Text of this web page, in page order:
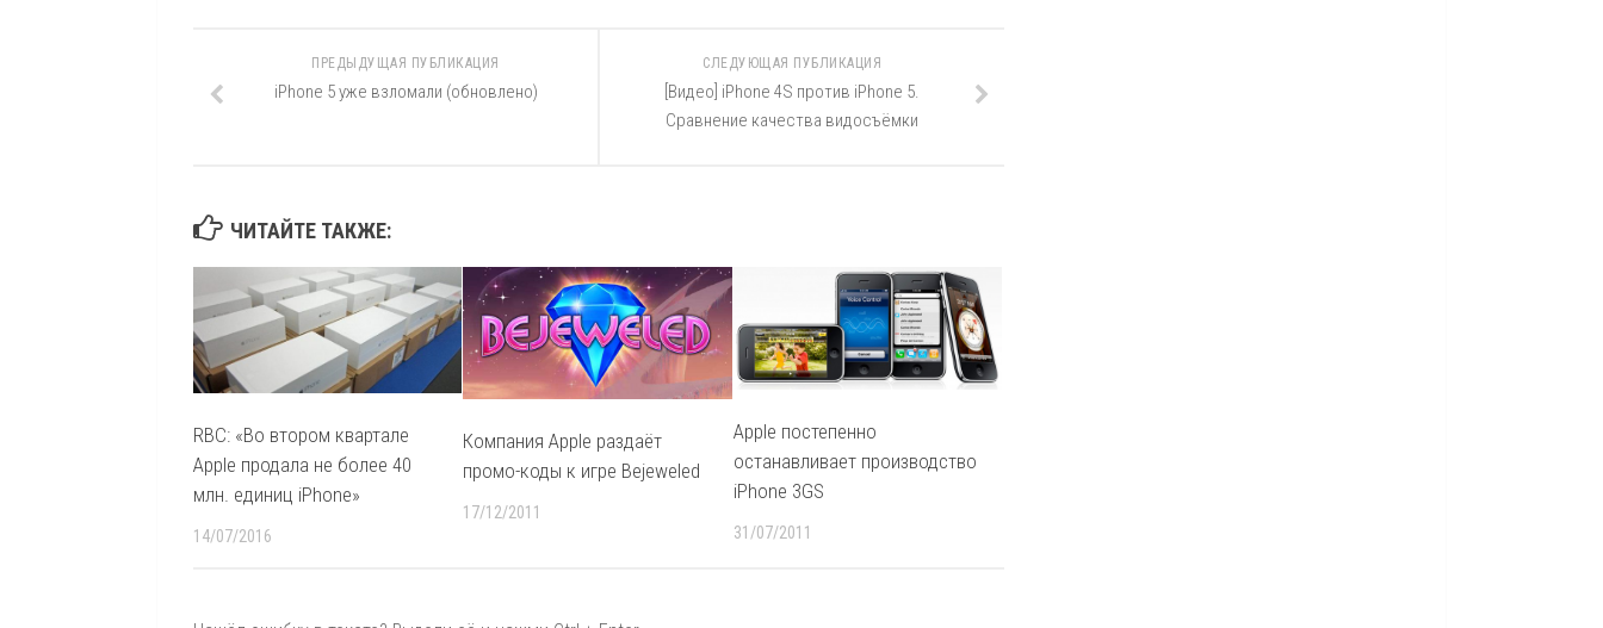
СЛЕДУЮЩАЯ ПУБЛИКАЦИЯ
[Видео] iPhone 4S против iPhone 5.
Сравнение качества видосъёмки
ПРЕДЫДУЩАЯ ПУБЛИКАЦИЯ
iPhone 5 уже взломали (обновлено)
ЧИТАЙТЕ ТАКЖЕ:
RBC: «Во втором квартале
Apple продала не более 40
млн. единиц iPhone»
14/07/2016
Компания Apple раздаёт
промо-коды к игре Bejeweled
17/12/2011
Apple постепенно
останавливает производство
iPhone 3GS
31/07/2011